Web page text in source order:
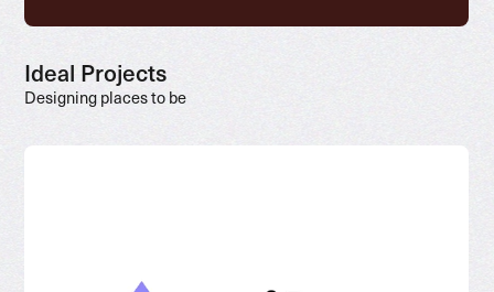
Ideal Projects
Designing places to be